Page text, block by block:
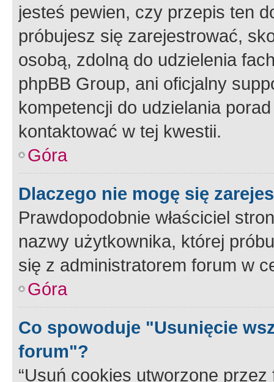
jesteś pewien, czy przepis ten
próbujesz się zarejestrować,
osobą, zdolną do udzielenia
phpBB Group, ani oficjalny
kompetencji do udzielania
kontaktować w tej kwestii.
Góra
Dlaczego nie mogę się
Prawdopodobnie właściciel
nazwy użytkownika, której
się z administratorem forum w
Góra
Co spowoduje "Usunięcie
forum"?
“Usuń cookies utworzone